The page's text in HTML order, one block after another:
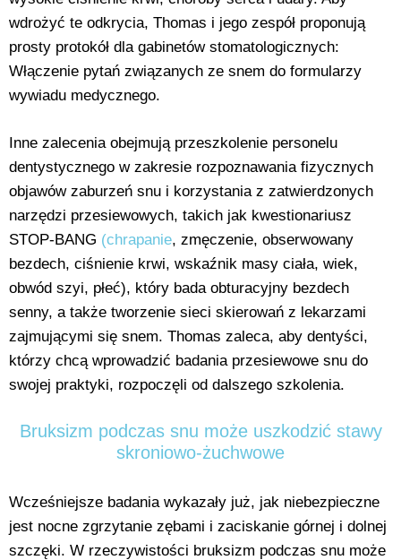
wdrożyć te odkrycia, Thomas i jego zespół proponują
prosty protokół dla gabinetów stomatologicznych:
Włączenie pytań związanych ze snem do formularzy
wywiadu medycznego.
Inne zalecenia obejmują przeszkolenie personelu
dentystycznego w zakresie rozpoznawania fizycznych
objawów zaburzeń snu i korzystania z zatwierdzonych
narzędzi przesiewowych, takich jak kwestionariusz
STOP-BANG (chrapanie, zmęczenie, obserwowany
bezdech, ciśnienie krwi, wskaźnik masy ciała, wiek,
obwód szyi, płeć), który bada obturacyjny bezdech
senny, a także tworzenie sieci skierowań z lekarzami
zajmującymi się snem. Thomas zaleca, aby dentyści,
którzy chcą wprowadzić badania przesiewowe snu do
swojej praktyki, rozpoczęli od dalszego szkolenia.
Bruksizm podczas snu może uszkodzić stawy
skroniowo-żuchwowe
Wcześniejsze badania wykazały już, jak niebezpieczne
jest nocne zgrzytanie zębami i zaciskanie górnej i dolnej
szczęki. W rzeczywistości bruksizm podczas snu może